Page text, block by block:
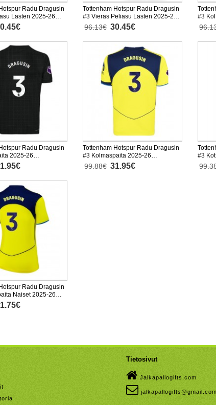
Radu Dragusin
Lasten 2025-26
(+ Lyhyet housut)
Tottenham Hotspur Radu Dragusin
#3 Vieras Peliasu Lasten 2025-26
Lyhythihainen (+ Lyhyet housut)
96.13€ 30.45€
#3
Radu Dragusin
2025-26
Tottenham Hotspur Radu Dragusin
#3 Kolmaspaita 2025-26
Lyhythihainen
99.88€ 31.95€
#3
Radu Dragusin
Naiset 2025-26
Tietosivut
Jalkapallogifts.com
jalkapallogifts@gmail.com